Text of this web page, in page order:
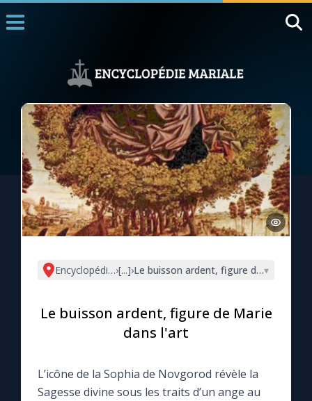
1000 Raisons de Croire
L'actualité de la semaine
La chaîne Youtube
La newsletter
La vidéo de la semaine
Le magazine
Encyclopédie mariale
›[...]›Le buisson ardent, figure de Marie
▾
Le buisson ardent, figure de Marie
dans l'art
L’icône de la Sophia de Novgorod révèle la
Sagesse divine sous les traits d’un ange au